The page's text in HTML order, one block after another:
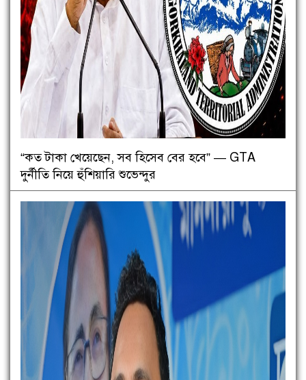
“কত টাকা খেয়েছেন, সব হিসেব বের হবে” — GTA
দুর্নীতি নিয়ে হুঁশিয়ারি শুভেন্দুর